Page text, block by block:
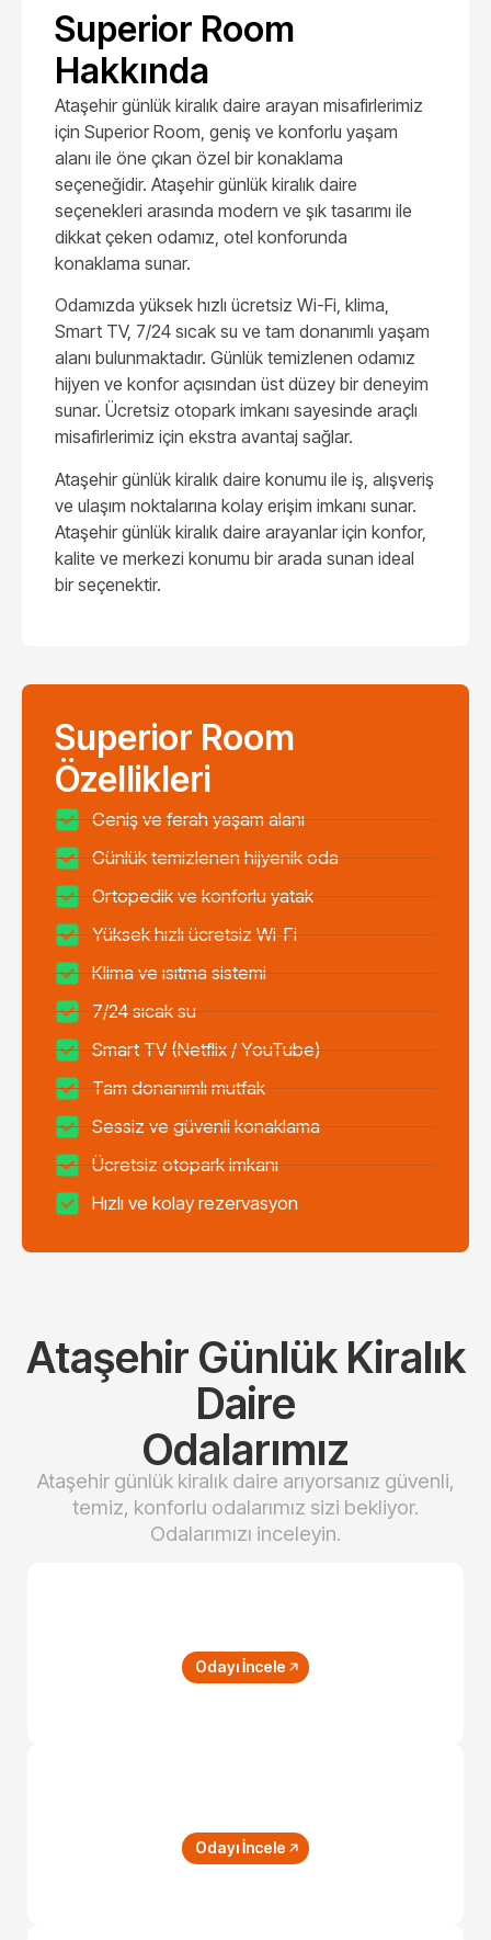
Güvenli,
konforlu, temiz
daire için
hemen bizimle
iletişime geçin.
Güvenli,
konforlu, temiz
daire için
hemen bizimle
iletişime geçin.
Güvenli,
konforlu, temiz
daire için
hemen bizimle
iletişime geçin.
Güvenli,
konforlu, temiz
daire için
hemen bizimle
iletişime geçin.
Superior Room
Hakkında
Ataşehir günlük kiralık daire arayan misafirlerimiz
için Superior Room, geniş ve konforlu yaşam
alanı ile öne çıkan özel bir konaklama
seçeneğidir. Ataşehir günlük kiralık daire
seçenekleri arasında modern ve şık tasarımı ile
dikkat çeken odamız, otel konforunda
konaklama sunar.
Odamızda yüksek hızlı ücretsiz Wi-Fi, klima,
Smart TV, 7/24 sıcak su ve tam donanımlı yaşam
alanı bulunmaktadır. Günlük temizlenen odamız
hijyen ve konfor açısından üst düzey bir deneyim
sunar. Ücretsiz otopark imkanı sayesinde araçlı
misafirlerimiz için ekstra avantaj sağlar.
Ataşehir günlük kiralık daire konumu ile iş, alışveriş
ve ulaşım noktalarına kolay erişim imkanı sunar.
Ataşehir günlük kiralık daire arayanlar için konfor,
kalite ve merkezi konumu bir arada sunan ideal
bir seçenektir.
Superior Room
Özellikleri
Geniş ve ferah yaşam alanı
Günlük temizlenen hijyenik oda
Ortopedik ve konforlu yatak
Yüksek hızlı ücretsiz Wi-Fi
Klima ve ısıtma sistemi
7/24 sıcak su
Smart TV (Netflix / YouTube)
Tam donanımlı mutfak
Sessiz ve güvenli konaklama
Ücretsiz otopark imkanı
Hızlı ve kolay rezervasyon
Ataşehir Günlük Kiralık
Daire
Odalarımız
Ataşehir günlük kiralık daire arıyorsanız güvenli,
temiz, konforlu odalarımız sizi bekliyor.
Odalarımızı inceleyin.
Odayı İncele
Odayı İncele